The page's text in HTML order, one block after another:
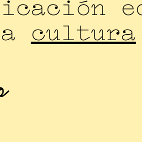
cultura